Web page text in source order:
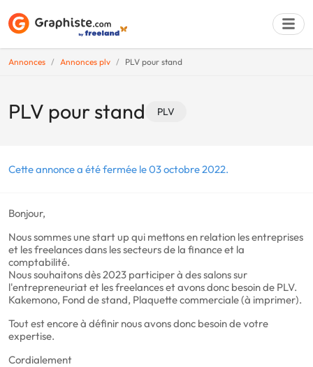
Annonces Annonces plv PLV pour stand
PLV pour stand PLV
Cette annonce a été fermée le 03 octobre 2022.
Bonjour,
Nous sommes une start up qui mettons en relation les entreprises
et les freelances dans les secteurs de la finance et la
comptabilité.
Nous souhaitons dès 2023 participer à des salons sur
l'entrepreneuriat et les freelances et avons donc besoin de PLV.
Kakemono, Fond de stand, Plaquette commerciale (à imprimer).
Tout est encore à définir nous avons donc besoin de votre
expertise.
Cordialement